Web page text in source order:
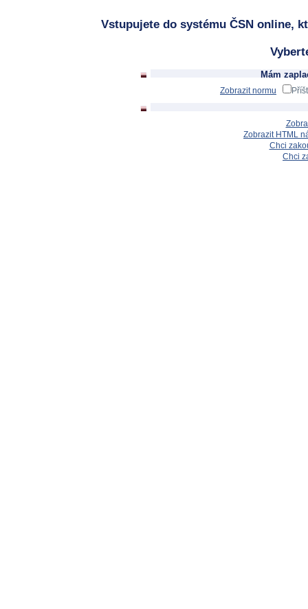
Vstupujete do systému ČSN online,
Mám
Zobrazit normu
Zobrazit HTML
Chci
Chci